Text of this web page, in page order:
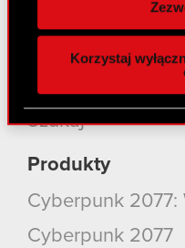
funkcje
naszej witrynie.
z naszej witryny,
Partnerzy mogą
danymi otrzymanymi
korzystanie z naszej
używanie plików
Korzystaj
Kariera
Kontakt
Szukaj
Produkty
Cyberpunk 2077:
Cyberpunk 2077